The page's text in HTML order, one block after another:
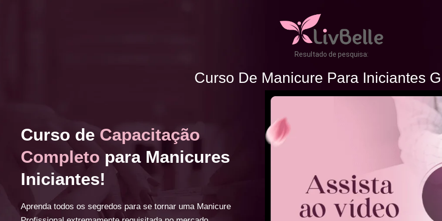
Resultado de pesquisa:
Curso De Manicure Para Iniciantes
Curso de Capacitação
Completo para Manicures
Iniciantes!
Aprenda todos os segredos para se tornar uma Manicure